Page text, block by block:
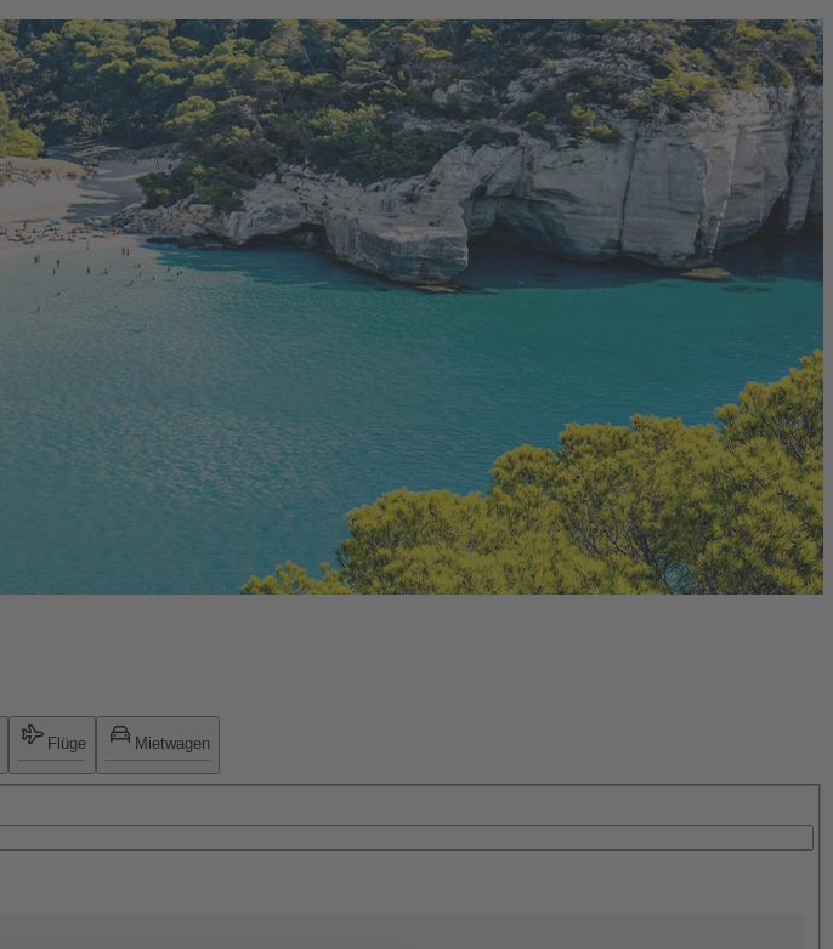
Flüge Mietwagen